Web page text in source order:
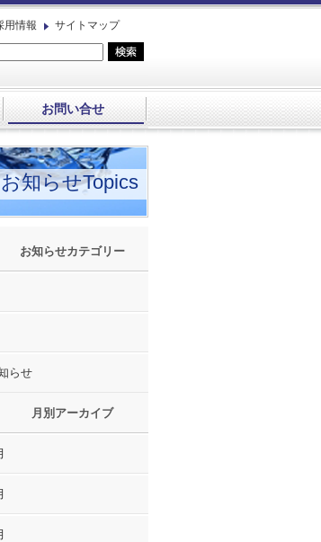
用情報 サイトマップ
お問い合せ
お知らせTopics
お知らせカテゴリー
らせ
月別アーカイブ